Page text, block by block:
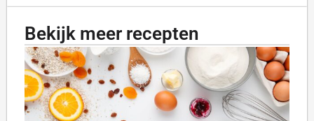
Bekijk meer recepten